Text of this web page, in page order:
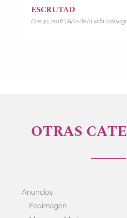
ESCRUTAD
Ene 30, 2016|Año de la vida
OTRAS
Anuncios
Ecoimagen